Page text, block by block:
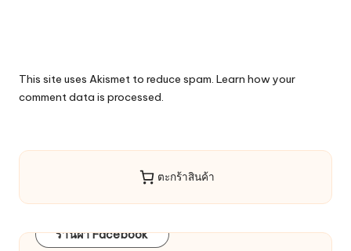
This site uses Akismet to reduce spam. Learn how your
comment data is processed.
ตะกร้าสินค้า
ร้านผ้า Facebook